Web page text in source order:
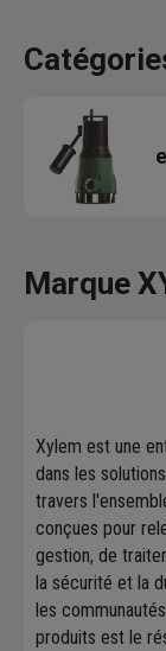
Marque
Xylem est une
dans les
travers
conçues pour
gestion, de
la sécurité et la
les
produits est le